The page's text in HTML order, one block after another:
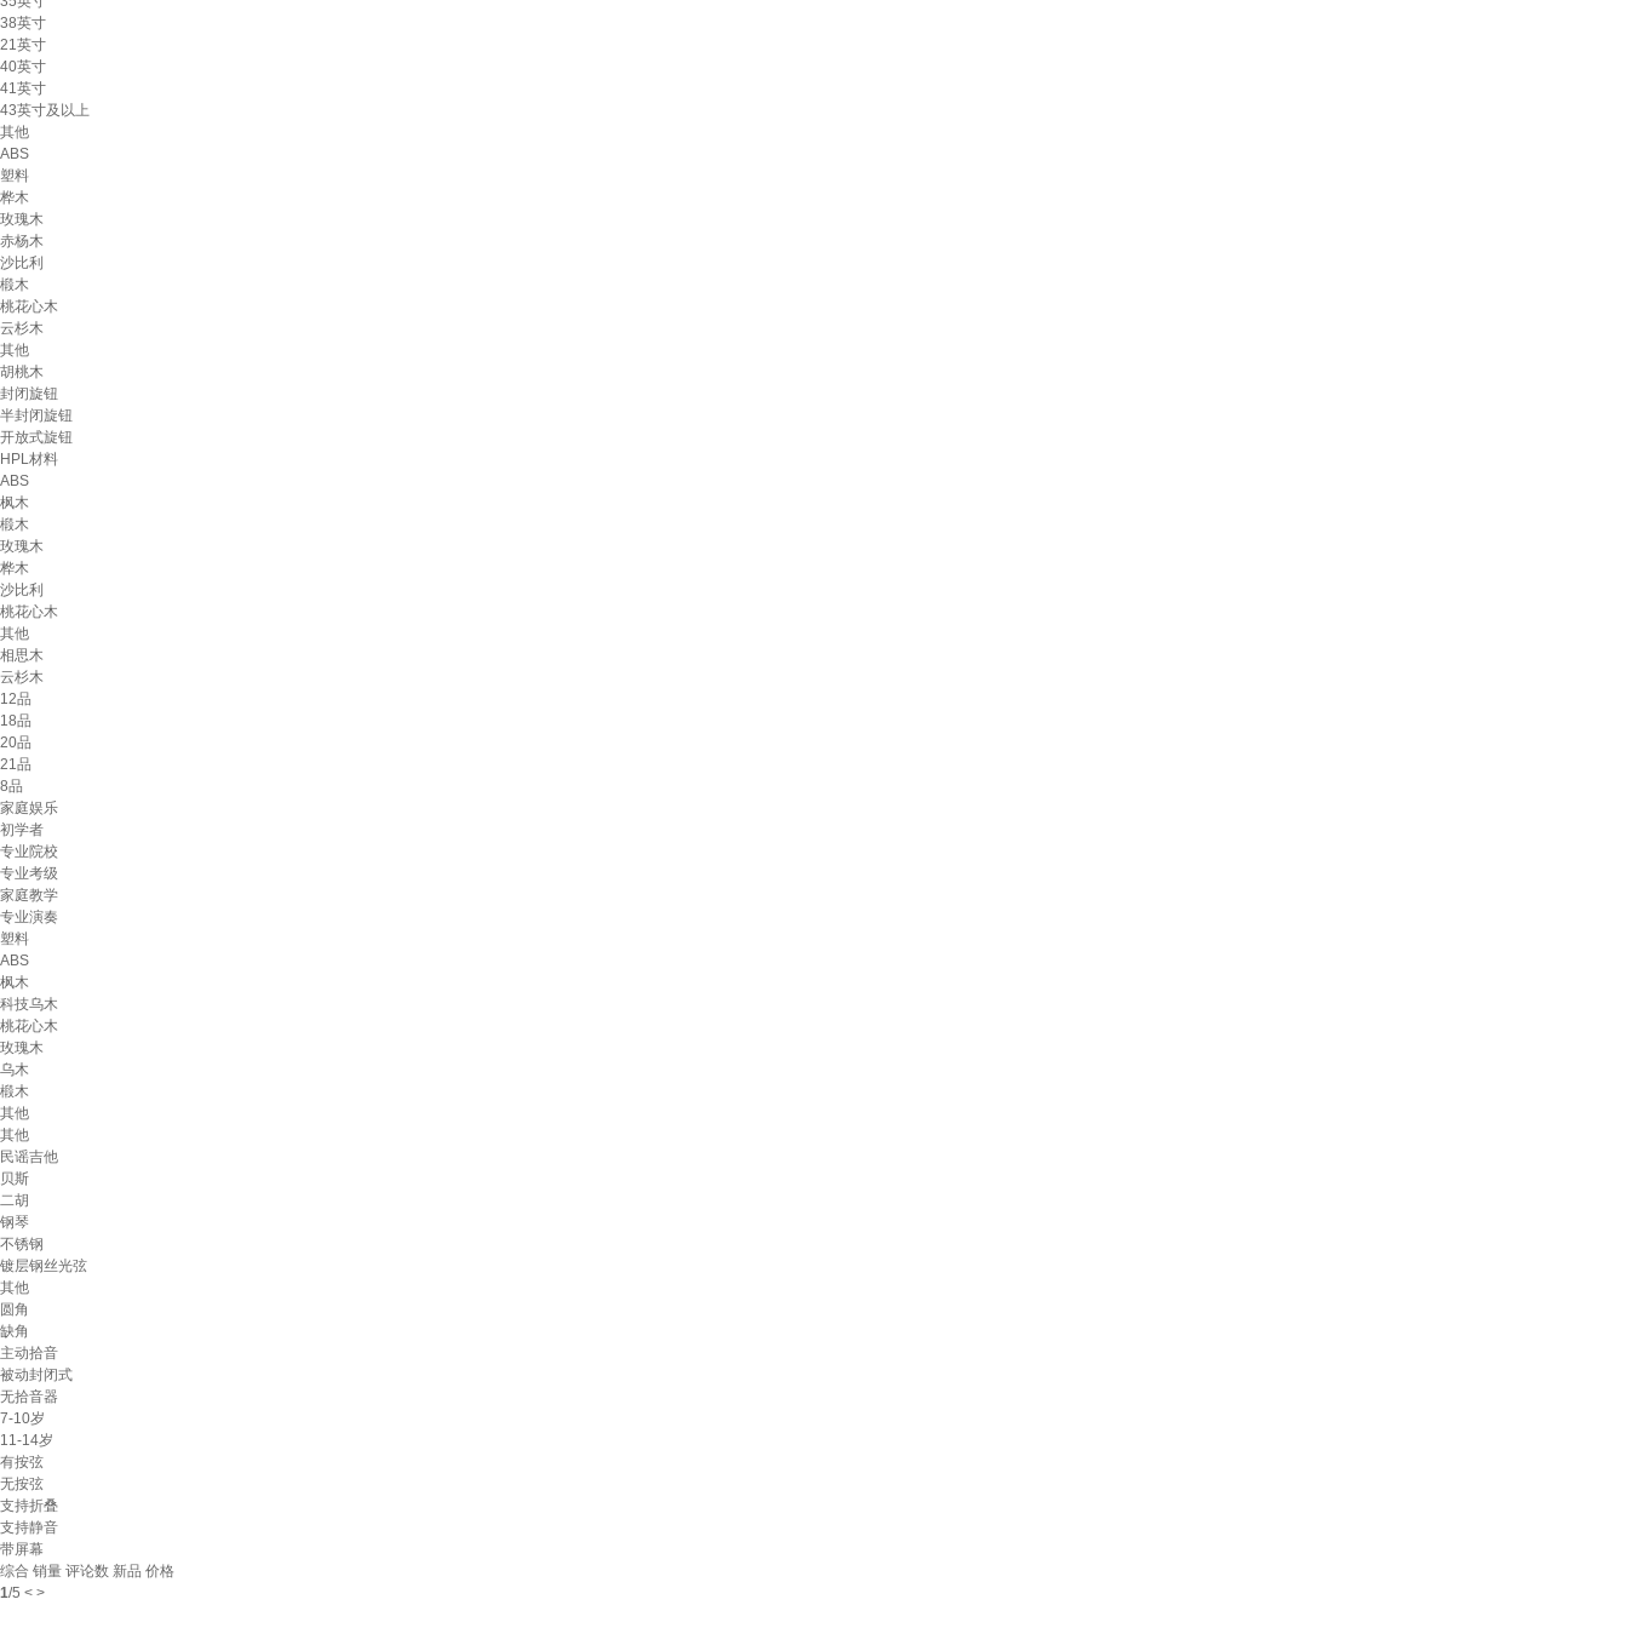
38英寸
21英寸
40英寸
41英寸
43英寸及以上
其他
ABS
塑料
桦木
玫瑰木
赤杨木
沙比利
椴木
桃花心木
云杉木
其他
胡桃木
封闭旋钮
半封闭旋钮
开放式旋钮
HPL材料
ABS
枫木
椴木
玫瑰木
桦木
沙比利
桃花心木
其他
相思木
云杉木
12品
18品
20品
21品
8品
家庭娱乐
初学者
专业院校
专业考级
家庭教学
专业演奏
塑料
ABS
枫木
科技乌木
桃花心木
玫瑰木
乌木
椴木
其他
其他
民谣吉他
贝斯
二胡
钢琴
不锈钢
镀层钢丝光弦
其他
圆角
缺角
主动拾音
被动封闭式
无拾音器
7-10岁
11-14岁
有按弦
无按弦
支持折叠
支持静音
带屏幕
综合 销量 评论数 新品 价格
1/5 < >